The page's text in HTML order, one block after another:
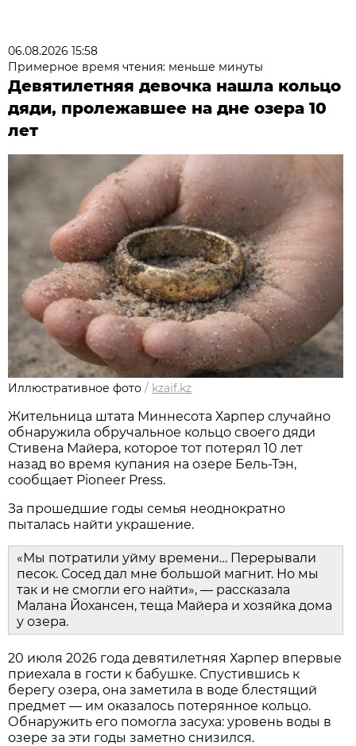
06.08.2026 15:58
Примерное время чтения: меньше минуты
Девятилетняя девочка нашла кольцо
дяди, пролежавшее на дне озера 10
лет
Иллюстративное фото / kzaif.kz
Жительница штата Миннесота Харпер случайно
обнаружила обручальное кольцо своего дяди
Стивена Майера, которое тот потерял 10 лет
назад во время купания на озере Бель-Тэн,
сообщает Pioneer Press.
За прошедшие годы семья неоднократно
пыталась найти украшение.
«Мы потратили уйму времени… Перерывали
песок. Сосед дал мне большой магнит. Но мы
так и не смогли его найти», — рассказала
Малана Йохансен, теща Майера и хозяйка дома
у озера.
20 июля 2026 года девятилетняя Харпер впервые
приехала в гости к бабушке. Спустившись к
берегу озера, она заметила в воде блестящий
предмет — им оказалось потерянное кольцо.
Обнаружить его помогла засуха: уровень воды в
озере за эти годы заметно снизился.